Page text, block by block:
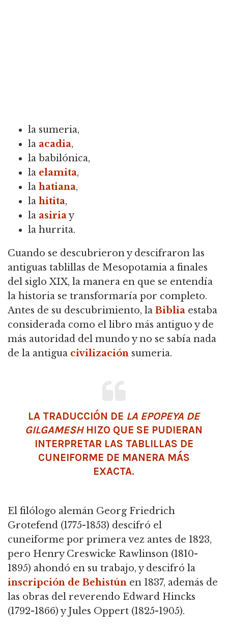
la sumeria,
la acadia,
la babilónica,
la elamita,
la hatiana,
la hitita,
la asiriay
la hurrita.
Cuando se descubrieron y descifraron las
antiguas tablillas de Mesopotamia a finales
del siglo XIX, la manera en que se entendía
la historia se transformaría por completo.
Antes de su descubrimiento, la Biblia estaba
considerada como el libro más antiguo y de
más autoridad del mundo y no se sabía nada
de la antigua civilización sumeria.
LA TRADUCCIÓN DE LA EPOPEYA DE
GILGAMESHHIZO QUE SE PUDIERAN
INTERPRETAR LAS TABLILLAS DE
CUNEIFORME DE MANERA MÁS
EXACTA.
El filólogo alemán Georg Friedrich
Grotefend (1775-1853) descifró el
cuneiforme por primera vez antes de 1823,
pero Henry Creswicke Rawlinson (1810-
1895) ahondó en su trabajo,y descifró la
inscripción de Behistún en 1837, además de
las obras del reverendo Edward Hincks
(1792-1866) y Jules Oppert (1825-1905).